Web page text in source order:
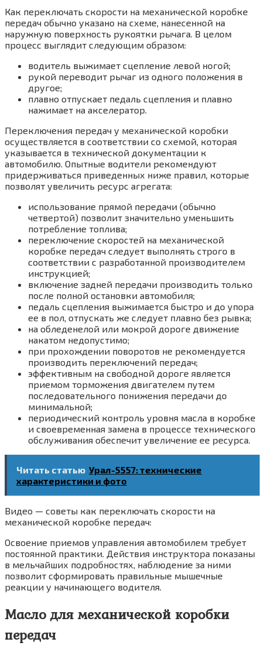
Как переключать скорости на механической коробке
передач обычно указано на схеме, нанесенной на
наружную поверхность рукоятки рычага. В целом
процесс выглядит следующим образом:
водитель выжимает сцепление левой ногой;
рукой переводит рычаг из одного положения в
другое;
плавно отпускает педаль сцепления и плавно
нажимает на акселератор.
Переключения передач у механической коробки
осуществляется в соответствии со схемой, которая
указывается в технической документации к
автомобилю. Опытные водители рекомендуют
придерживаться приведенных ниже правил, которые
позволят увеличить ресурс агрегата:
использование прямой передачи (обычно
четвертой) позволит значительно уменьшить
потребление топлива;
переключение скоростей на механической
коробке передач следует выполнять строго в
соответствии с разработанной производителем
инструкцией;
включение задней передачи производить только
после полной остановки автомобиля;
педаль сцепления выжимается быстро и до упора
ее в пол, отпускать же следует плавно без рывка;
на обледенелой или мокрой дороге движение
накатом недопустимо;
при прохождении поворотов не рекомендуется
производить переключений передач;
эффективным на свободной дороге является
приемом торможения двигателем путем
последовательного понижения передачи до
минимальной;
периодический контроль уровня масла в коробке
и своевременная замена в процессе технического
обслуживания обеспечит увеличение ее ресурса.
Читать статью Урал-5557: технические
характеристики и фото
Видео — советы как переключать скорости на
механической коробке передач:
Освоение приемов управления автомобилем требует
постоянной практики. Действия инструктора показаны
в мельчайших подробностях, наблюдение за ними
позволит сформировать правильные мышечные
реакции у начинающего водителя.
Масло для механической коробки
передач